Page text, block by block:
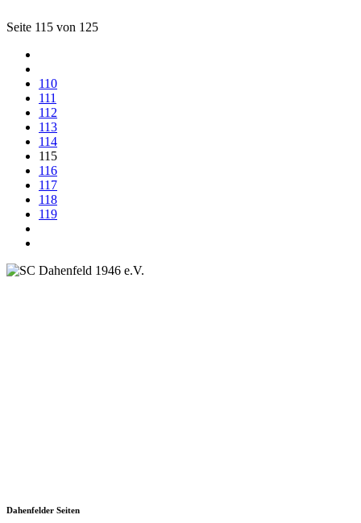
Seite 115 von 125
110
111
112
113
114
115
116
117
118
119
Dahenfelder Seiten